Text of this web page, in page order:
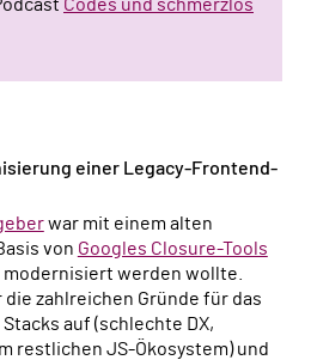
Codes und schmerzlos
einer Legacy-Frontend-
war mit einem alten
von Googles Closure-Tools
modernisiert werden wollte.
zahlreichen Gründe für das
auf (schlechte DX,
restlichen JS-Ökosystem) und